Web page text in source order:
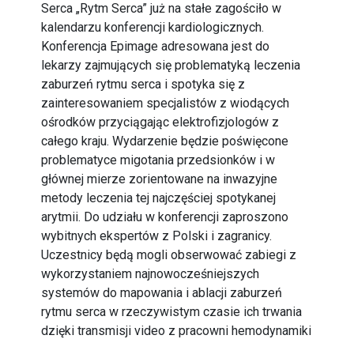
Serca „Rytm Serca” już na stałe zagościło w
kalendarzu konferencji kardiologicznych.
Konferencja Epimage adresowana jest do
lekarzy zajmujących się problematyką leczenia
zaburzeń rytmu serca i spotyka się z
zainteresowaniem specjalistów z wiodących
ośrodków przyciągając elektrofizjologów z
całego kraju. Wydarzenie będzie poświęcone
problematyce migotania przedsionków i w
głównej mierze zorientowane na inwazyjne
metody leczenia tej najczęściej spotykanej
arytmii. Do udziału w konferencji zaproszono
wybitnych ekspertów z Polski i zagranicy.
Uczestnicy będą mogli obserwować zabiegi z
wykorzystaniem najnowocześniejszych
systemów do mapowania i ablacji zaburzeń
rytmu serca w rzeczywistym czasie ich trwania
dzięki transmisji video z pracowni hemodynamiki